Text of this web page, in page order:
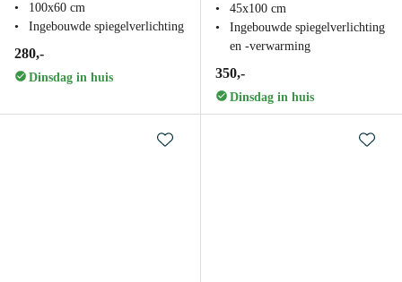
100x60 cm
Ingebouwde spiegelverlichting
280,-
Dinsdag in huis
45x100 cm
Ingebouwde spiegelverlichting
en -verwarming
350,-
Dinsdag in huis